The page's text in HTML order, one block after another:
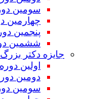
سومین
چهارمین
پنجمین
ششمین
جایزه دکتر
اولین دوره
دومین
سومین